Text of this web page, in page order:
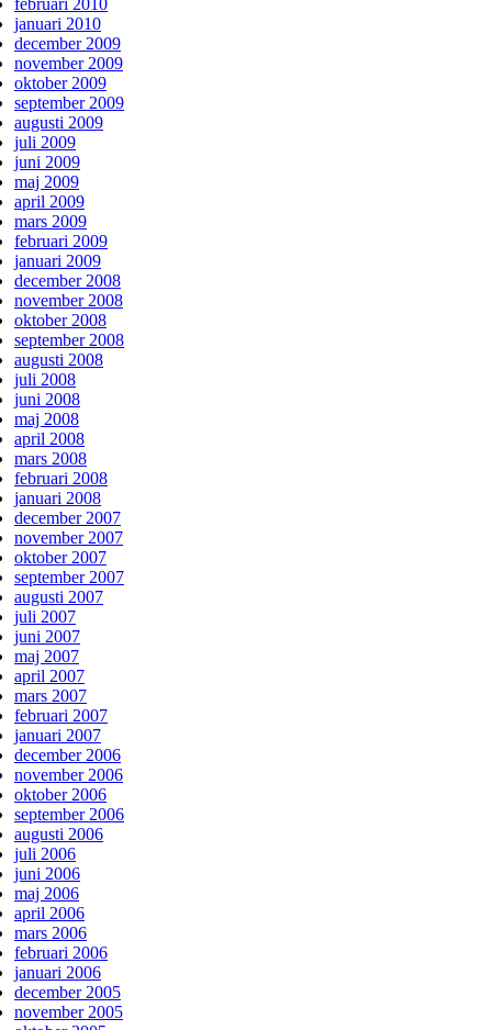
januari 2010
december 2009
november 2009
oktober 2009
september 2009
augusti 2009
juli 2009
juni 2009
maj 2009
april 2009
mars 2009
februari 2009
januari 2009
december 2008
november 2008
oktober 2008
september 2008
augusti 2008
juli 2008
juni 2008
maj 2008
april 2008
mars 2008
februari 2008
januari 2008
december 2007
november 2007
oktober 2007
september 2007
augusti 2007
juli 2007
juni 2007
maj 2007
april 2007
mars 2007
februari 2007
januari 2007
december 2006
november 2006
oktober 2006
september 2006
augusti 2006
juli 2006
juni 2006
maj 2006
april 2006
mars 2006
februari 2006
januari 2006
december 2005
november 2005